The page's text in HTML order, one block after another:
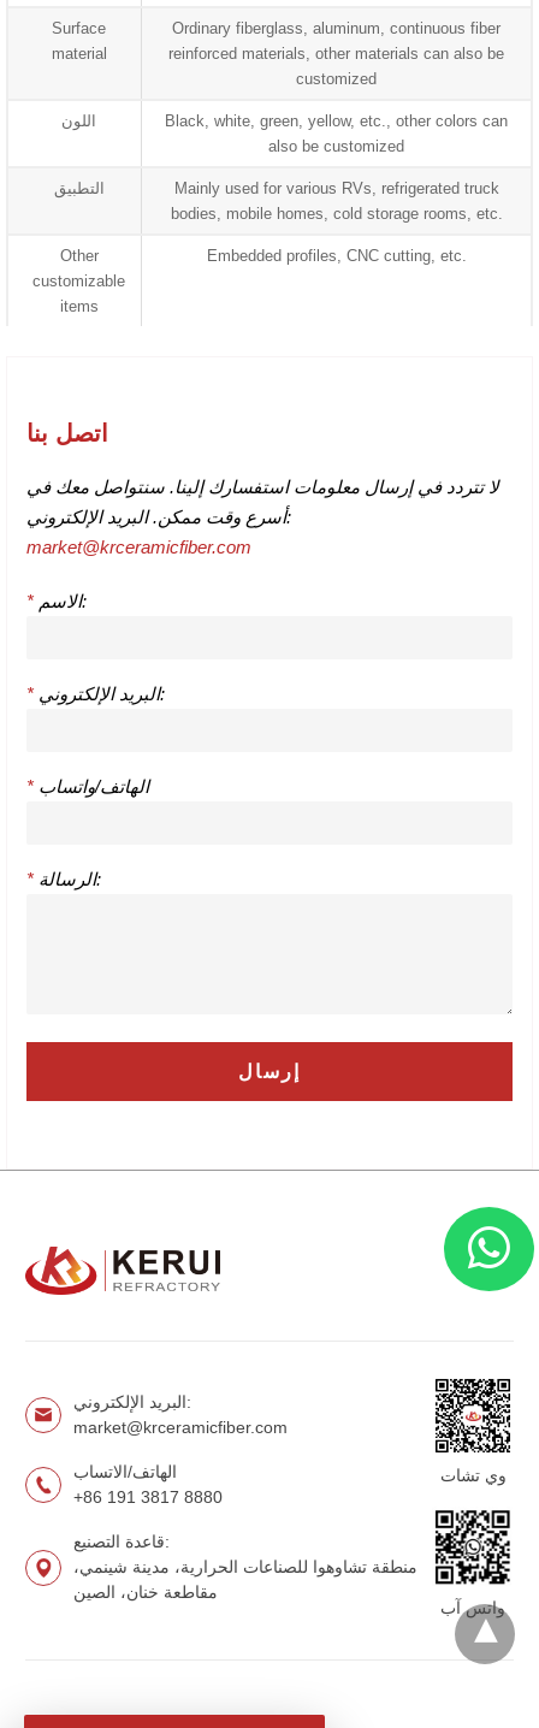
Surface
material
Ordinary fiberglass, aluminum, continuous fiber
reinforced materials, other materials can also be
customized
اللون
Black, white, green, yellow, etc., other colors can
also be customized
التطبيق
Mainly used for various RVs, refrigerated truck
bodies, mobile homes, cold storage rooms, etc.
Other
customizable
items
Embedded profiles, CNC cutting, etc.
اتصل بنا
لا تتردد في إرسال معلومات استفسارك إلينا. سنتواصل معك في
أسرع وقت ممكن. البريد الإلكتروني:
market@krceramicfiber.com
* الاسم:
* البريد الإلكتروني:
* الهاتف/واتساب
* الرسالة:
البريد الإلكتروني:
market@krceramicfiber.com
الهاتف/الاتساب
+86 191 3817 8880
قاعدة التصنيع:
منطقة تشاوهوا للصناعات الحرارية، مدينة شينمي،
مقاطعة خنان، الصين
وي تشات
واتس آب